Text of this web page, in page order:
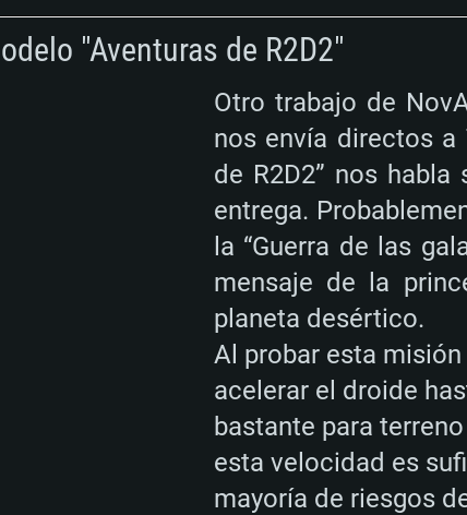
REQUISITOS
Para MAC
"Aventuras de R2D2"
Otro trabajo de
nos envía directos a
de R2D2” nos
entrega.
la “Guerra de las
mensaje de la
planeta desértico.
Al probar esta
acelerar el droide
bastante para
esta velocidad es
mayoría de riesgos